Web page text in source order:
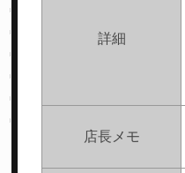
詳細
店長メモ